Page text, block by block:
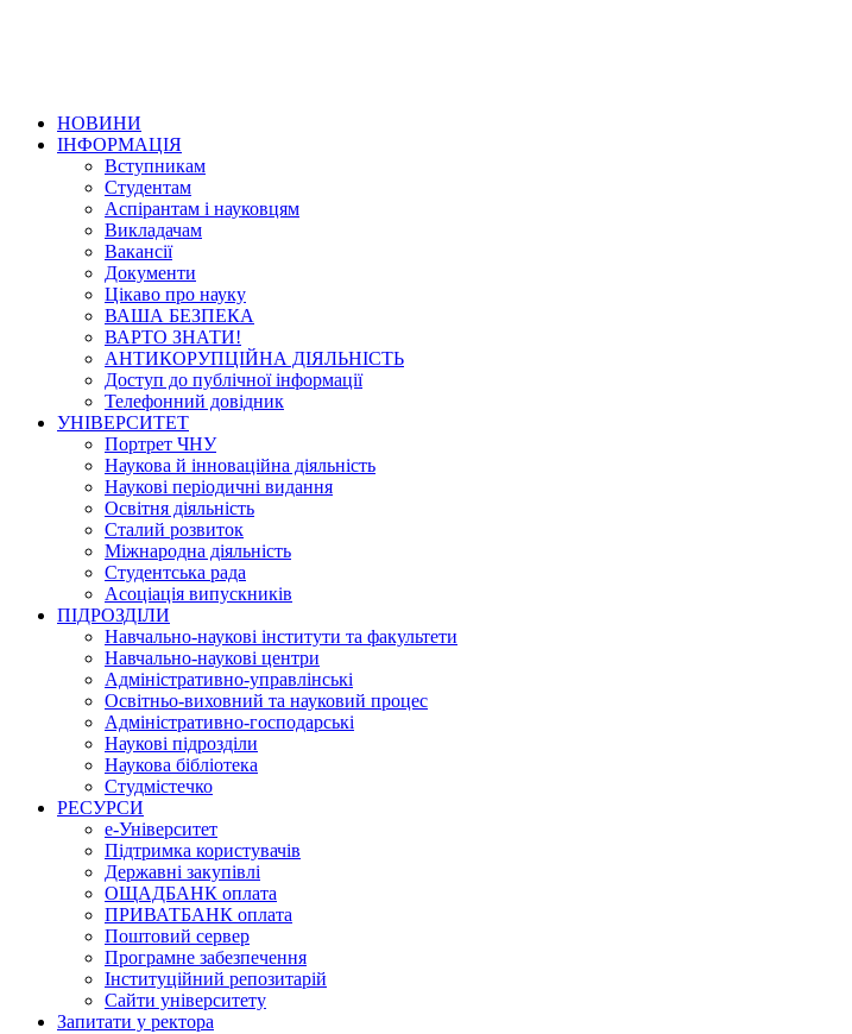
НОВИНИ
ІНФОРМАЦІЯ
Вступникам
Студентам
Аспірантам і науковцям
Викладачам
Вакансії
Документи
Цікаво про науку
ВАША БЕЗПЕКА
ВАРТО ЗНАТИ!
АНТИКОРУПЦІЙНА ДІЯЛЬНІСТЬ
Доступ до публічної інформації
Телефонний довідник
УНІВЕРСИТЕТ
Портрет ЧНУ
Наукова й інноваційна діяльність
Наукові періодичні видання
Освітня діяльність
Сталий розвиток
Міжнародна діяльність
Студентська рада
Асоціація випускників
ПІДРОЗДІЛИ
Навчально-наукові інститути та факультети
Навчально-наукові центри
Адміністративно-управлінські
Освітньо-виховний та науковий процес
Адміністративно-господарські
Наукові підрозділи
Наукова бібліотека
Студмістечко
РЕСУРСИ
е-Університет
Підтримка користувачів
Державні закупівлі
ОЩАДБАНК оплата
ПРИВАТБАНК оплата
Поштовий сервер
Програмне забезпечення
Інституційний репозитарій
Сайти університету
Запитати у ректора